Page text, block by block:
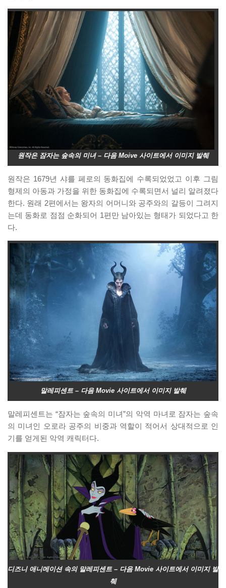
원작은 잠자는 숲속의 미녀 – 다음 Moive 사이트에서 이미지 발췌
원작은 1679년 샤를 페로의 동화집에 수록되었었고 이후 그림
형제의 아동과 가정을 위한 동화집에 수록되면서 널리 알려졌다
한다. 원래 2편에서는 왕자의 어머니와 공주와의 갈등이 그려지
는데 동화로 점점 순화되어 1편만 남아있는 형태가 되었다고 한
다.
말레피센트 – 다음 Movie 사이트에서 이미지 발췌
말레피센트는 “잠자는 숲속의 미녀”의 악역 마녀로 잠자는 숲속
의 미녀인 오로라 공주의 비중과 역할이 적어서 상대적으로 인
기를 얻게된 악역 캐릭터다.
디즈니 애니메이션 속의 말레피센트 – 다음 Movie 사이트에서 이미지 발
췌